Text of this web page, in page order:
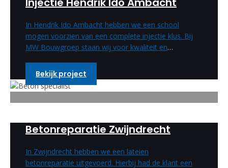
In Hendrik Ido Ambacht hebben we een school
mogen voorzien van een complete injectie klus. Bij
MW Bouwgroep staan wij voor kwaliteit en
Bekijk project
Betonreparatie Zwijndrecht
In Zwijndrecht hebben we een lateien
betonreparatie uitgevoerd. Hierbij had de klant een